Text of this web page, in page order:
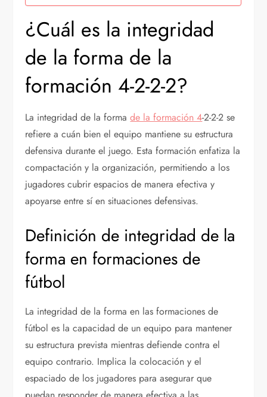
¿Cuál es la integridad
de la forma de la
formación 4-2-2-2?
La integridad de la formade la formación 4-2-2-2 se
refiere a cuán bien el equipo mantiene su estructura
defensiva durante el juego. Esta formación enfatiza la
compactación y la organización, permitiendo a los
jugadores cubrir espacios de manera efectiva y
apoyarse entre sí en situaciones defensivas.
Definición de integridad de la
forma en formaciones de
fútbol
La integridad de la forma en las formaciones de
fútbol es la capacidad de un equipo para mantener
su estructura prevista mientras defiende contra el
equipo contrario. Implica la colocación y el
espaciado de los jugadores para asegurar que